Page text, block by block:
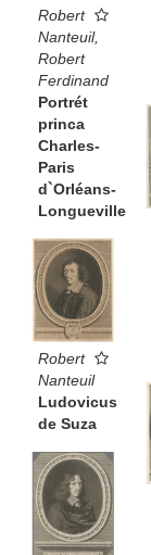
Robert
Nanteuil,
Robert
Ferdinand
Portrét
princa
Charles-
Paris
d`Orléans-
Longueville
Robert
Nanteuil
Ludovicus
de Suza